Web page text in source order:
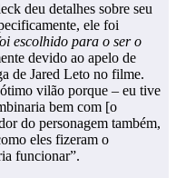
deu detalhes sobre seu
ele foi
escolhido para o ser o
devido ao apelo de
de Jared Leto no filme.
vilão porque – eu tive
bem com [o
do personagem também,
eles fizeram o
funcionar”.